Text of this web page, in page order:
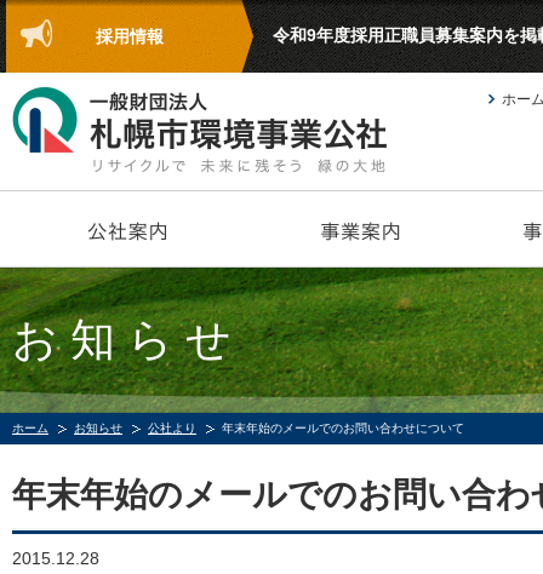
採用情報 令和9年度採用正職員募集案内を
ホー
お知らせ
ホーム お知らせ 公社より 年末年始のメールでのお問い合わせについて
年末年始のメールでのお問い合
2015.12.28